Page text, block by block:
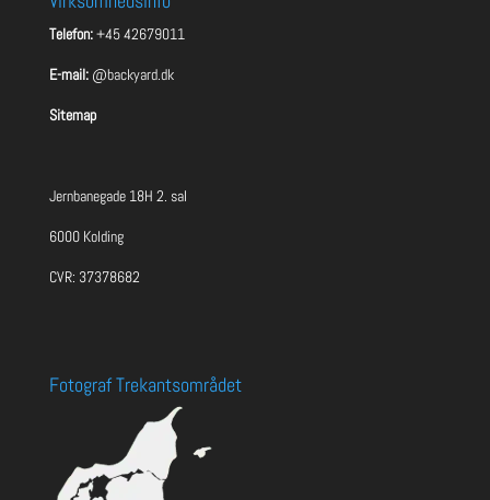
Telefon:+45 42679011
E-mail: @backyard.dk
Sitemap
Jernbanegade 18H 2. sal
6000 Kolding
CVR: 37378682
Fotograf Trekantsområdet